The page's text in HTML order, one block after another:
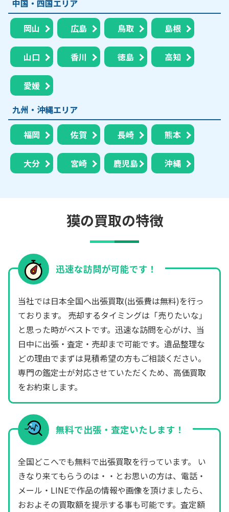
中国・四国エリア
岡山 広島 鳥取 島根
山口 香川 徳島 高知
愛媛
九州・沖縄エリア
福岡 佐賀 長崎 熊本
大分 宮崎 鹿児島 沖縄
獏の買取の特徴
迅速な訪問が可能です！
当社では日本全国へ出張買取(出張費は無料)を行っ
ております。 売却するタイミングは「売りたいな」
と思った時がベストです。迅速な訪問を心がけ、当
日中に出張・査定・売却まで可能です。遺品整理な
どの理由でまずは見積希望の方もご相談ください。
専門の鑑定士が対応させていただくため、高価買取
をお約束します。
無料で出張・査定いたします！
全国どこへでも無料で出張買取を行っています。 い
きなり来てもらうのは・・とお思いの方は、電話・
メール・LINEで作品の情報や画像を頂けましたら、
おおよその買取額を提示する事も可能です。査定額